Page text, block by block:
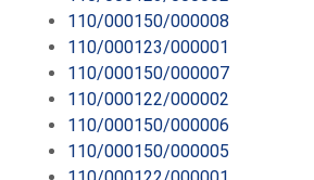
110/000150/000008
110/000123/000001
110/000150/000007
110/000122/000002
110/000150/000006
110/000150/000005